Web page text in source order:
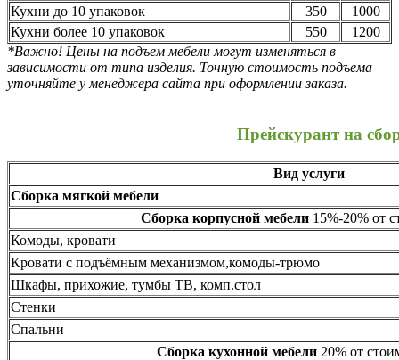
Кухни до 10 упаковок
350
1000
Кухни более 10 упаковок
550
1200
*Важно! Цены на подъем мебели могут изменяться в
зависимости от типа изделия. Точную стоимость подъема
уточняйте у менеджера сайта при оформлении заказа.
Прейскурант на
Вид услуги
Сборка мягкой мебели
Сборка корпусной мебели15%-20% от
Комоды, кровати
Кровати с подъёмным механизмом,комоды-трюмо
Шкафы, прихожие, тумбы ТВ, комп.стол
Стенки
Спальни
Сборка кухонной мебели20% от